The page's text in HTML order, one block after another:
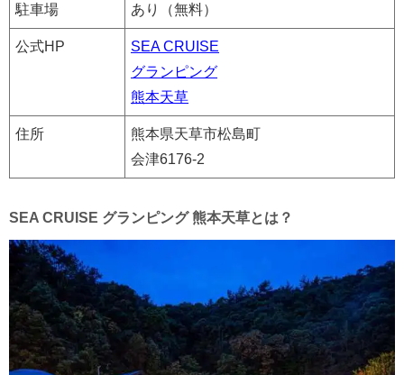
駐車場 あり（無料）
公式HP
SEA CRUISE
グランピング
熊本天草
住所
熊本県天草市松島町
会津6176-2
SEA CRUISE グランピング 熊本天草とは？